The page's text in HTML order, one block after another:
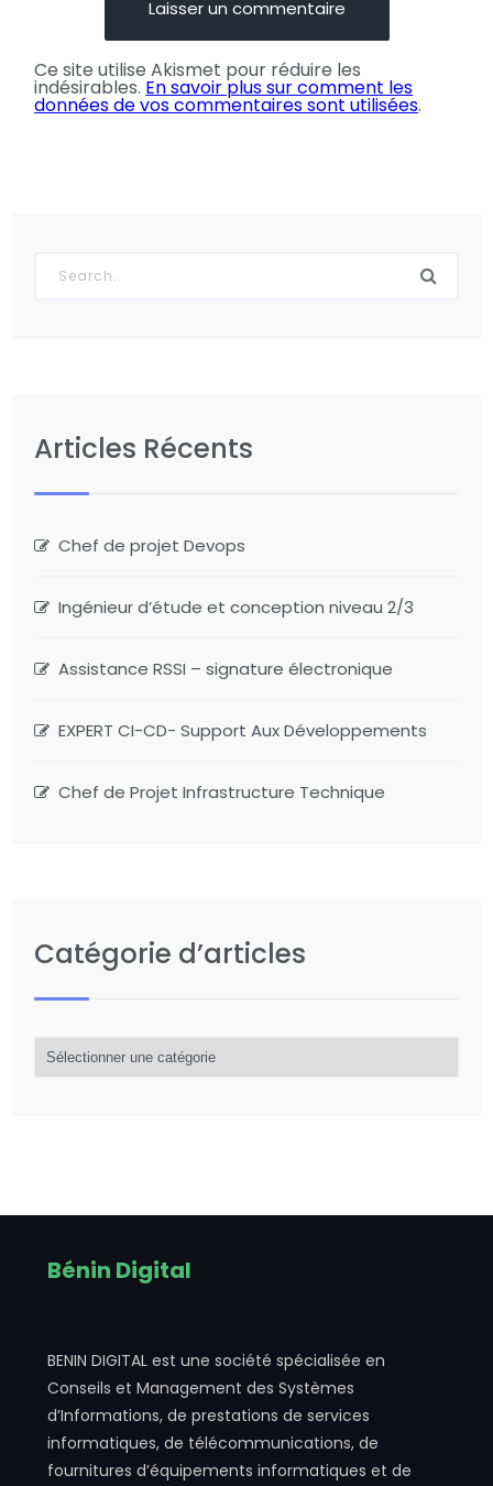
Ce site utilise Akismet pour réduire les
indésirables. En savoir plus sur comment les
données de vos commentaires sont utilisées.
Articles Récents
Chef de projet Devops
Ingénieur d’étude et conception niveau 2/3
Assistance RSSI – signature électronique
EXPERT CI-CD- Support Aux Développements
Chef de Projet Infrastructure Technique
Catégorie d’articles
d’articles
Bénin Digital
BENIN DIGITAL est une société spécialisée en
Conseils et Management des Systèmes
d’Informations, de prestations de services
informatiques, de télécommunications, de
fournitures d’équipements informatiques et de